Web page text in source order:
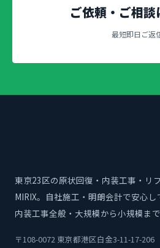
ご依頼・ご相談
最短即日ご返
東京23区の原状回復・内装工事・リ
MIRIX。自社施工・明朗会計で安心し
内装工事全般・大規模から小規模ま
〒108-0072 東京都港区白金3-11-17-206